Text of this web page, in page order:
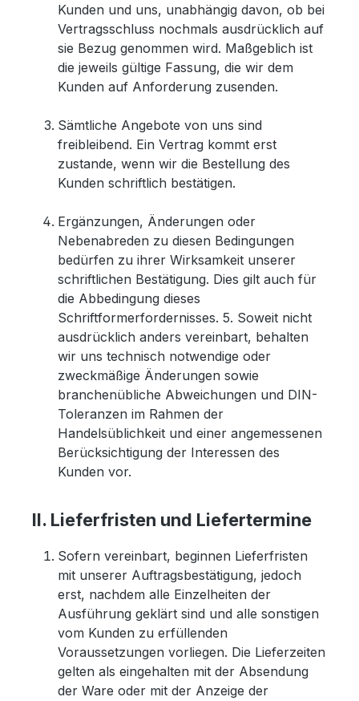
Kunden und uns, unabhängig davon, ob bei
Vertragsschluss nochmals ausdrücklich auf
sie Bezug genommen wird. Maßgeblich ist
die jeweils gültige Fassung, die wir dem
Kunden auf Anforderung zusenden.
Sämtliche Angebote von uns sind
freibleibend. Ein Vertrag kommt erst
zustande, wenn wir die Bestellung des
Kunden schriftlich bestätigen.
Ergänzungen, Änderungen oder
Nebenabreden zu diesen Bedingungen
bedürfen zu ihrer Wirksamkeit unserer
schriftlichen Bestätigung. Dies gilt auch für
die Abbedingung dieses
Schriftformerfordernisses. 5. Soweit nicht
ausdrücklich anders vereinbart, behalten
wir uns technisch notwendige oder
zweckmäßige Änderungen sowie
branchenübliche Abweichungen und DIN-
Toleranzen im Rahmen der
Handelsüblichkeit und einer angemessenen
Berücksichtigung der Interessen des
Kunden vor.
II. Lieferfristen und Liefertermine
Sofern vereinbart, beginnen Lieferfristen
mit unserer Auftragsbestätigung, jedoch
erst, nachdem alle Einzelheiten der
Ausführung geklärt sind und alle sonstigen
vom Kunden zu erfüllenden
Voraussetzungen vorliegen. Die Lieferzeiten
gelten als eingehalten mit der Absendung
der Ware oder mit der Anzeige der